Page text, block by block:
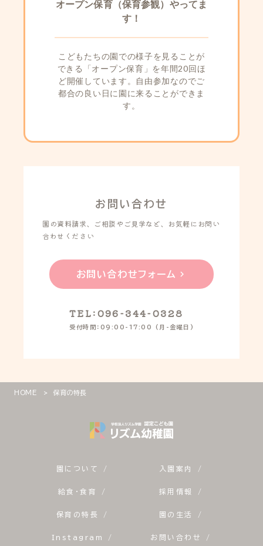
オープン保育（保育参観）やってま
す！
こどもたちの園での様子を見ることが
できる「オープン保育」を年間20回ほ
ど開催しています。自由参加なのでご
都合の良い日に園に来ることができま
す。
お問い合わせ
園の資料請求、ご相談やご見学など、お気軽にお問い
合わせください
お問い合わせフォーム chevron_right
TEL:096-344-0328
受付時間：09:00-17:00 (月-金曜日)
HOME > 保育の特長
園について /
給食・食育 /
入園案内 /
採用情報 /
保育の特長 /
Instagram /
園の生活 /
お問い合わせ /